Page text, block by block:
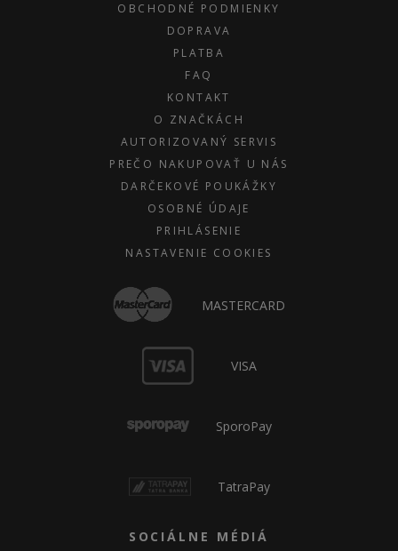
OBCHODNÉ PODMIENKY
DOPRAVA
PLATBA
FAQ
KONTAKT
O ZNAČKÁCH
AUTORIZOVANÝ SERVIS
PREČO NAKUPOVAŤ U NÁS
DARČEKOVÉ POUKÁŽKY
OSOBNÉ ÚDAJE
PRIHLÁSENIE
NASTAVENIE COOKIES
MASTERCARD
VISA
SporoPay
TatraPay
SOCIÁLNE MÉDIÁ